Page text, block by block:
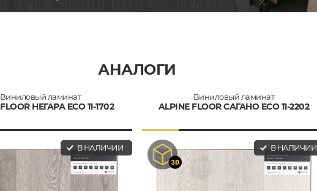
АНАЛОГИ
Виниловый ламинат
НЕГАРА ECO 11-1702
В НАЛИЧИИ
Виниловый ламинат
ALPINE FLOOR САГАНО ECO 11-2202
В НАЛИЧИИ